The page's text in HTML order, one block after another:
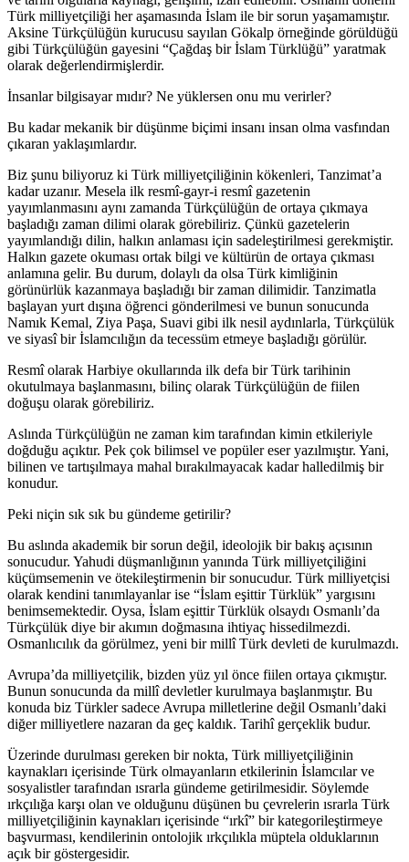
Türk milliyetçiliği her aşamasında İslam ile bir sorun yaşamamıştır.
Aksine Türkçülüğün kurucusu sayılan Gökalp örneğinde görüldüğü
gibi Türkçülüğün gayesini “Çağdaş bir İslam Türklüğü” yaratmak
olarak değerlendirmişlerdir.
İnsanlar bilgisayar mıdır? Ne yüklersen onu mu verirler?
Bu kadar mekanik bir düşünme biçimi insanı insan olma vasfından
çıkaran yaklaşımlardır.
Biz şunu biliyoruz ki Türk milliyetçiliğinin kökenleri, Tanzimat’a
kadar uzanır. Mesela ilk resmî-gayr-i resmî gazetenin
yayımlanmasını aynı zamanda Türkçülüğün de ortaya çıkmaya
başladığı zaman dilimi olarak görebiliriz. Çünkü gazetelerin
yayımlandığı dilin, halkın anlaması için sadeleştirilmesi gerekmiştir.
Halkın gazete okuması ortak bilgi ve kültürün de ortaya çıkması
anlamına gelir. Bu durum, dolaylı da olsa Türk kimliğinin
görünürlük kazanmaya başladığı bir zaman dilimidir. Tanzimatla
başlayan yurt dışına öğrenci gönderilmesi ve bunun sonucunda
Namık Kemal, Ziya Paşa, Suavi gibi ilk nesil aydınlarla, Türkçülük
ve siyasî bir İslamcılığın da tecessüm etmeye başladığı görülür.
Resmî olarak Harbiye okullarında ilk defa bir Türk tarihinin
okutulmaya başlanmasını, bilinç olarak Türkçülüğün de fiilen
doğuşu olarak görebiliriz.
Aslında Türkçülüğün ne zaman kim tarafından kimin etkileriyle
doğduğu açıktır. Pek çok bilimsel ve popüler eser yazılmıştır. Yani,
bilinen ve tartışılmaya mahal bırakılmayacak kadar halledilmiş bir
konudur.
Peki niçin sık sık bu gündeme getirilir?
Bu aslında akademik bir sorun değil, ideolojik bir bakış açısının
sonucudur. Yahudi düşmanlığının yanında Türk milliyetçiliğini
küçümsemenin ve ötekileştirmenin bir sonucudur. Türk milliyetçisi
olarak kendini tanımlayanlar ise “İslam eşittir Türklük” yargısını
benimsemektedir. Oysa, İslam eşittir Türklük olsaydı Osmanlı’da
Türkçülük diye bir akımın doğmasına ihtiyaç hissedilmezdi.
Osmanlıcılık da görülmez, yeni bir millî Türk devleti de kurulmazdı.
Avrupa’da milliyetçilik, bizden yüz yıl önce fiilen ortaya çıkmıştır.
Bunun sonucunda da millî devletler kurulmaya başlanmıştır. Bu
konuda biz Türkler sadece Avrupa milletlerine değil Osmanlı’daki
diğer milliyetlere nazaran da geç kaldık. Tarihî gerçeklik budur.
Üzerinde durulması gereken bir nokta, Türk milliyetçiliğinin
kaynakları içerisinde Türk olmayanların etkilerinin İslamcılar ve
sosyalistler tarafından ısrarla gündeme getirilmesidir. Söylemde
ırkçılığa karşı olan ve olduğunu düşünen bu çevrelerin ısrarla Türk
milliyetçiliğinin kaynakları içerisinde “ırkî” bir kategorileştirmeye
başvurması, kendilerinin ontolojik ırkçılıkla müptela olduklarının
açık bir göstergesidir.